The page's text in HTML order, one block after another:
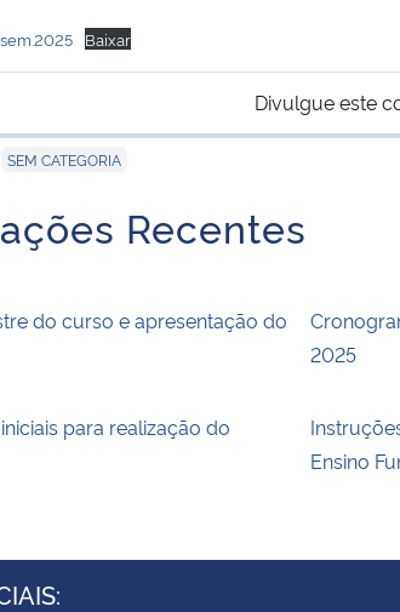
Baixar
Divulgue este
SEM CATEGORIA
Recentes
do curso e apresentação do
2025
para realização do
Ensino